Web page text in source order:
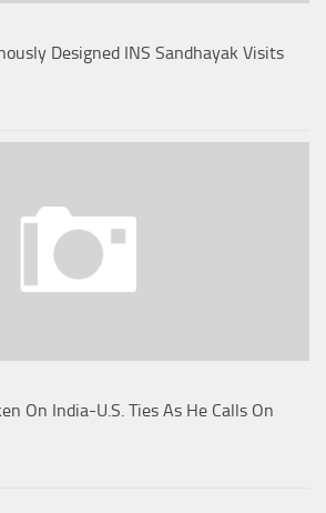
Designed INS Sandhayak Visits
On India-U.S. Ties As He Calls On